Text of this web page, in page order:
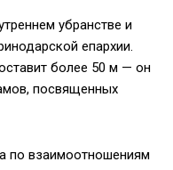
убранстве и
епархии.
более 50 м — он
посвященных
по взаимоотношениям